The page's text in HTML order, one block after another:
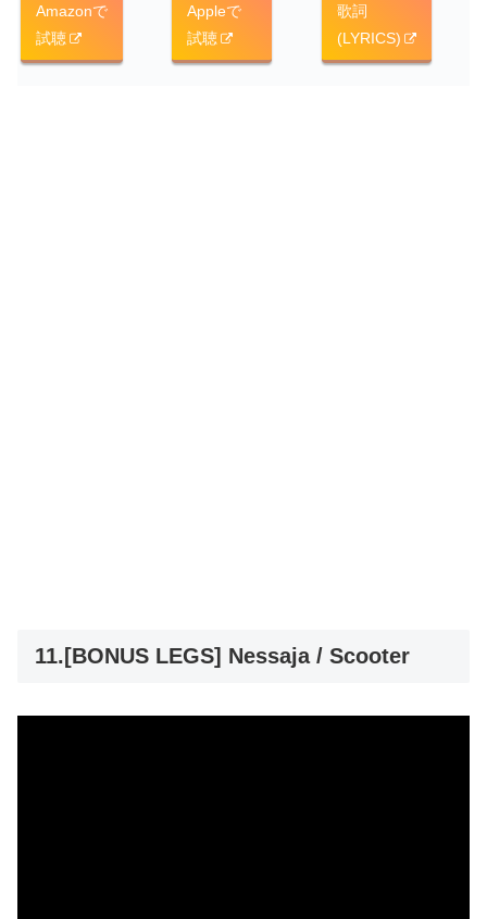
Amazonで
試聴
Appleで
試聴
歌詞
(LYRICS)
11.[BONUS LEGS] Nessaja / Scooter